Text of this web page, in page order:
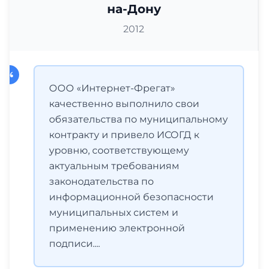
на-Дону
2012
ООО «Интернет-Фрегат»
качественно выполнило свои
обязательства по муниципальному
контракту и привело ИСОГД к
уровню, соответствующему
актуальным требованиям
законодательства по
информационной безопасности
муниципальных систем и
применению электронной
подписи....